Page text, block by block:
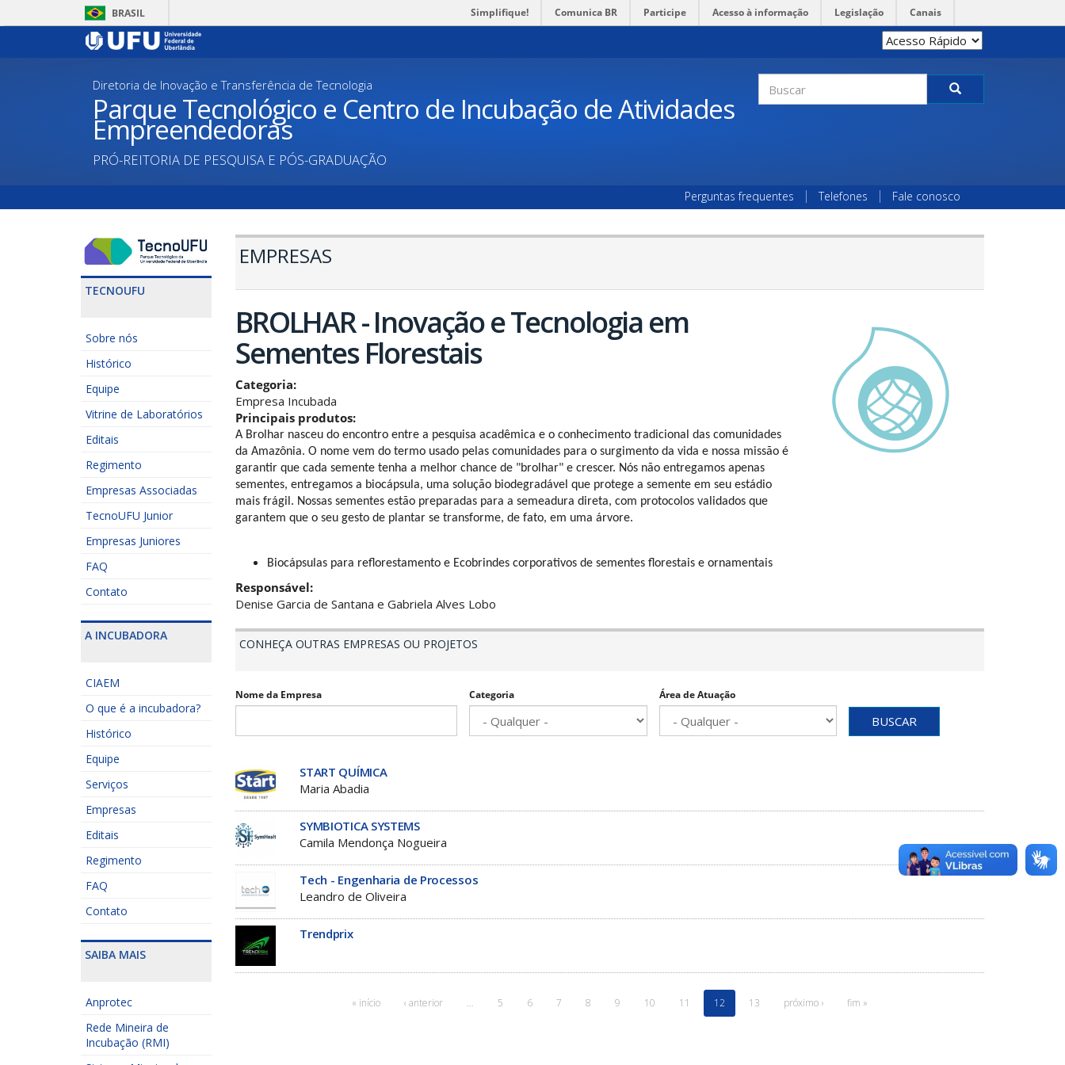
para
BRASIL Simplifique! Comunica BR Participe Acesso à informação Legislação Canais
Diretoria de Inovação e Transferência de Tecnologia
Parque Tecnológico e Centro de Incubação de Atividades
Empreendedoras
PRÓ-REITORIA DE PESQUISA E PÓS-GRADUAÇÃO
Formulário
de
Perguntas frequentes Telefones Fale conosco
TECNOUFU
Sobre nós
Histórico
Equipe
Vitrine de Laboratórios
Editais
Regimento
Empresas Associadas
TecnoUFU Junior
Empresas Juniores
FAQ
Contato
A INCUBADORA
CIAEM
O que é a incubadora?
Histórico
Equipe
Serviços
Empresas
Editais
Regimento
FAQ
Contato
SAIBA MAIS
Anprotec
Rede Mineira de
Incubação (RMI)
EMPRESAS
BROLHAR - Inovação e Tecnologia em
Sementes Florestais
Categoria:
Empresa Incubada
Principais produtos:
A Brolhar nasceu do encontro entre a pesquisa acadêmica e o conhecimento tradicional das comunidades
da Amazônia. O nome vem do termo usado pelas comunidades para o surgimento da vida e nossa missão é
garantir que cada semente tenha a melhor chance de "brolhar" e crescer. Nós não entregamos apenas
sementes, entregamos a biocápsula, uma solução biodegradável que protege a semente em seu estádio
mais frágil. Nossas sementes estão preparadas para a semeadura direta, com protocolos validados que
garantem que o seu gesto de plantar se transforme, de fato, em uma árvore.
Biocápsulas para reflorestamento e Ecobrindes corporativos de sementes florestais e ornamentais
Responsável:
Denise Garcia de Santana e Gabriela Alves Lobo
CONHEÇA OUTRAS EMPRESAS OU PROJETOS
Nome da Empresa Categoria Área de Atuação
BUSCAR
START QUÍMICA
Maria Abadia
SYMBIOTICA SYSTEMS
Camila Mendonça Nogueira
Tech - Engenharia de Processos
Leandro de Oliveira
Trendprix
« início ‹ anterior … 5 6 7 8 9 10 11 12 13 próximo › fim »